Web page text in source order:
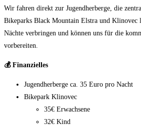
Wir fahren direkt zur Jugendherberge, die
Bikeparks Black Mountain Elstra und
Nächte verbringen und können uns für die
vorbereiten.
💰Finanzielles
Jugendherberge ca. 35 Euro pro Nacht
Bikepark Klinovec
35€ Erwachsene
32€ Kind